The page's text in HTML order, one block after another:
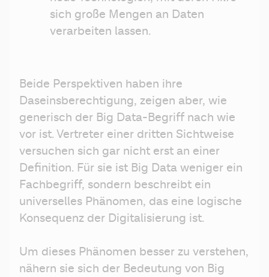
sich große Mengen an Daten
verarbeiten lassen.
Beide Perspektiven haben ihre
Daseinsberechtigung, zeigen aber, wie
generisch der Big Data-Begriff nach wie
vor ist. Vertreter einer dritten Sichtweise
versuchen sich gar nicht erst an einer
Definition. Für sie ist Big Data weniger ein
Fachbegriff, sondern beschreibt ein
universelles Phänomen, das eine logische
Konsequenz der Digitalisierung ist.
Um dieses Phänomen besser zu verstehen,
nähern sie sich der Bedeutung von Big